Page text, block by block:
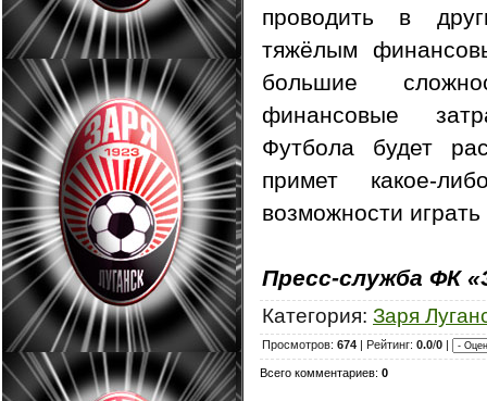
проводить в
тяжёлым
большие
финансовые
Футбола будет
примет какое-
возможности
Пресс-служба ФК
Категория: Заря
Просмотров: 674 | Рейтинг: 0.0/0 |
Всего комментариев: 0